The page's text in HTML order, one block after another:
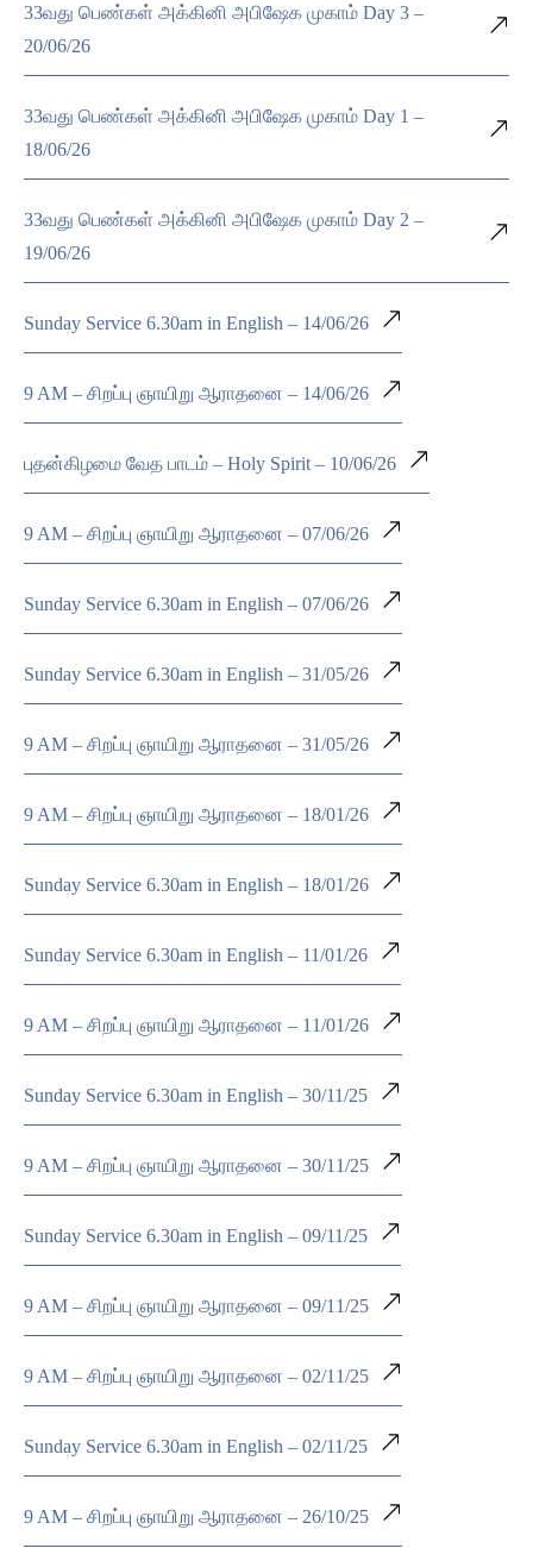
33வது பெண்கள் அக்கினி அபிஷேக முகாம் Day 3 –
20/06/26
33வது பெண்கள் அக்கினி அபிஷேக முகாம் Day 1 –
18/06/26
33வது பெண்கள் அக்கினி அபிஷேக முகாம் Day 2 –
19/06/26
Sunday Service 6.30am in English – 14/06/26
9 AM – சிறப்பு ஞாயிறு ஆராதனை – 14/06/26
புதன்கிழமை வேத பாடம் – Holy Spirit – 10/06/26
9 AM – சிறப்பு ஞாயிறு ஆராதனை – 07/06/26
Sunday Service 6.30am in English – 07/06/26
Sunday Service 6.30am in English – 31/05/26
9 AM – சிறப்பு ஞாயிறு ஆராதனை – 31/05/26
9 AM – சிறப்பு ஞாயிறு ஆராதனை – 18/01/26
Sunday Service 6.30am in English – 18/01/26
Sunday Service 6.30am in English – 11/01/26
9 AM – சிறப்பு ஞாயிறு ஆராதனை – 11/01/26
Sunday Service 6.30am in English – 30/11/25
9 AM – சிறப்பு ஞாயிறு ஆராதனை – 30/11/25
Sunday Service 6.30am in English – 09/11/25
9 AM – சிறப்பு ஞாயிறு ஆராதனை – 09/11/25
9 AM – சிறப்பு ஞாயிறு ஆராதனை – 02/11/25
Sunday Service 6.30am in English – 02/11/25
9 AM – சிறப்பு ஞாயிறு ஆராதனை – 26/10/25